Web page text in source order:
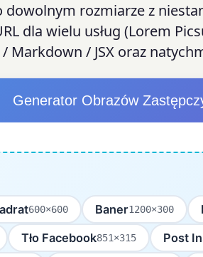
dowolnym rozmiarze z
dla wielu usług (Lorem
/ JSX oraz
Generator Obrazów
600×600 Baner1200×300
Tło Facebook851×315 Post